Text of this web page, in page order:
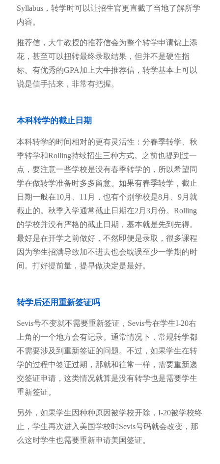
Syllabus，转学时可以让招生官更直截了当地了解所学
内容。
推荐信，大牛教授的推荐信会为整个转学申请锦上添
花，甚至可以扭转最终录取结果，但并不是硬性指
标。有优秀的GPA加上大牛推荐信，转学基本上可以
说是信手拈来，非常有把握。
本科转学的截止日期
本科转学的时间相对的更有灵活性：分春季转学、秋
季转学和Rolling持续招生三种方式。之前也提到过一
点，要注意一些学校是没有春季转学的，所以希望同
学在做转学准备时多多留意。如果有春季转学，截止
日期一般在10月、11月，也有个别学校是8月、9月就
截止的。秋季入学通常截止日期在2月3月份。Rolling
的学校并没有严格的截止日期，基本就是先到先得。
最好是在开学之前做好，不然即便是录取，很多课程
因为学生招满导致加不进去也会耽误至少一学期的时
间。打好提前量，提早做决定是最好。
转学后还用重新签证吗
Sevis号不变就不需要重新签证，Sevis号在学生I-20右
上角的一个地方会有记录。通常情况下，常规转学都
不需要涉及到重新签证的问题。不过，如果学生在转
学的过程中签证过期，那就和往常一样，需要重新递
交签证申请，这类情况就算是没有转学也是需要学生
重新签证。
另外，如果学生因种种原因被学校开除，I-20被学校终
止，学生再次进入美国学校时Sevis号码就会改变，那
么这时学生也需要重新申请美国签证。